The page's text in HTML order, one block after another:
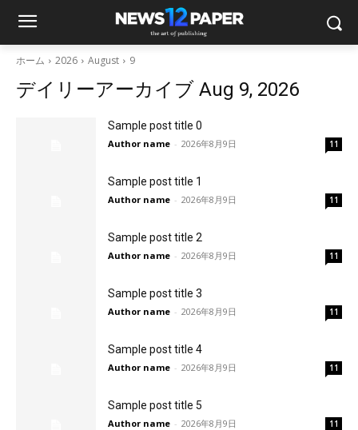
ホーム 2026 August 9
デイリーアーカイブ Aug 9, 2026
Sample post title 0
Author name - 2026年8月9日 11
Sample post title 1
Author name - 2026年8月9日 11
Sample post title 2
Author name - 2026年8月9日 11
Sample post title 3
Author name - 2026年8月9日 11
Sample post title 4
Author name - 2026年8月9日 11
Sample post title 5
Author name - 2026年8月9日 11